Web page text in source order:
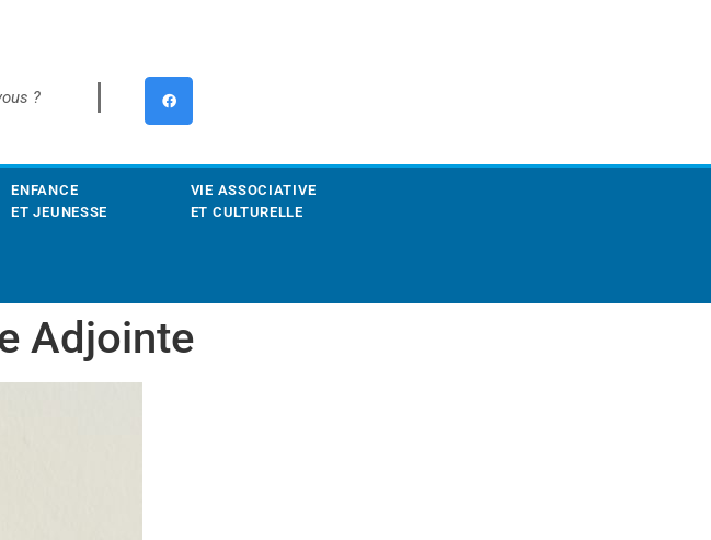
ENFANCE
ET JEUNESSE
VIE ASSOCIATIVE
ET CULTURELLE
Adjointe